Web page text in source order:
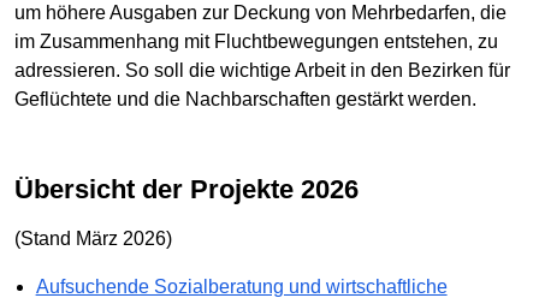
um höhere Ausgaben zur Deckung von Mehrbedarfen, die
im Zusammenhang mit Fluchtbewegungen entstehen, zu
adressieren. So soll die wichtige Arbeit in den Bezirken für
Geflüchtete und die Nachbarschaften gestärkt werden.
Übersicht der Projekte 2026
(Stand März 2026)
Aufsuchende Sozialberatung und wirtschaftliche